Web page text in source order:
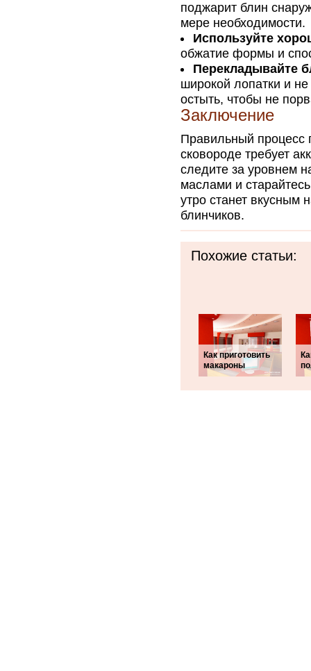
поджарит блин
мере необходимости.
Используйте
обжатие формы и
Перекладывайте
широкой лопатки и
остыть, чтобы не
Заключение
Правильный процесс
сковороде требует
следите за уровнем
маслами и
утро станет вкусным
блинчиков.
Похожие статьи:
Как приготовить
макароны